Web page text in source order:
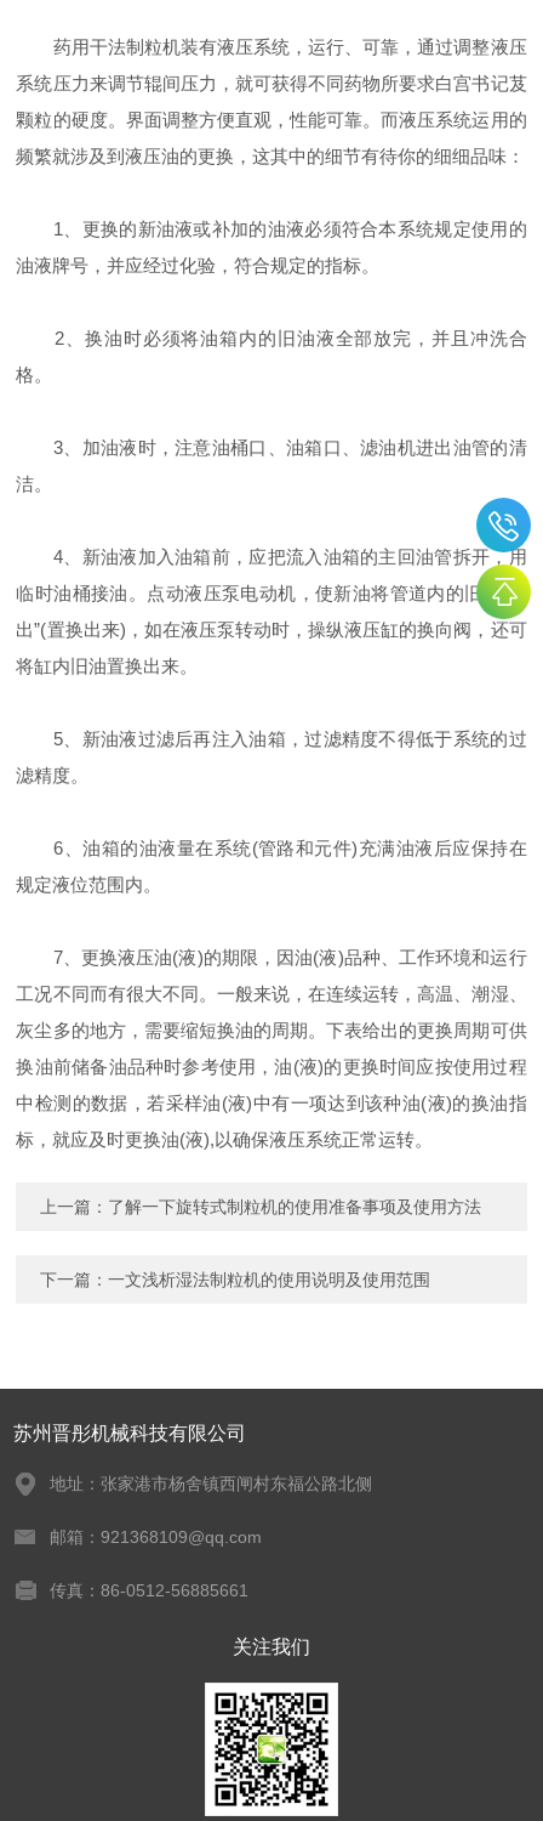
药用干法制粒机装有液压系统，运行、可靠，通过调整液压
系统压力来调节辊间压力，就可获得不同药物所要求白宫书记芨
颗粒的硬度。界面调整方便直观，性能可靠。而液压系统运用的
频繁就涉及到液压油的更换，这其中的细节有待你的细细品味：
1、更换的新油液或补加的油液必须符合本系统规定使用的
油液牌号，并应经过化验，符合规定的指标。
2、换油时必须将油箱内的旧油液全部放完，并且冲洗合
格。
3、加油液时，注意油桶口、油箱口、滤油机进出油管的清
洁。
4、新油液加入油箱前，应把流入油箱的主回油管拆开，用
临时油桶接油。点动液压泵电动机，使新油将管道内的旧油“推
出”(置换出来)，如在液压泵转动时，操纵液压缸的换向阀，还可
将缸内旧油置换出来。
5、新油液过滤后再注入油箱，过滤精度不得低于系统的过
滤精度。
6、油箱的油液量在系统(管路和元件)充满油液后应保持在
规定液位范围内。
7、更换液压油(液)的期限，因油(液)品种、工作环境和运行
工况不同而有很大不同。一般来说，在连续运转，高温、潮湿、
灰尘多的地方，需要缩短换油的周期。下表给出的更换周期可供
换油前储备油品种时参考使用，油(液)的更换时间应按使用过程
中检测的数据，若采样油(液)中有一项达到该种油(液)的换油指
标，就应及时更换油(液),以确保液压系统正常运转。
上一篇： 了解一下旋转式制粒机的使用准备事项及使用方法
下一篇：一文浅析湿法制粒机的使用说明及使用范围
苏州晋彤机械科技有限公司
地址：张家港市杨舍镇西闸村东福公路北侧
邮箱：921368109@qq.com
传真：86-0512-56885661
关注我们